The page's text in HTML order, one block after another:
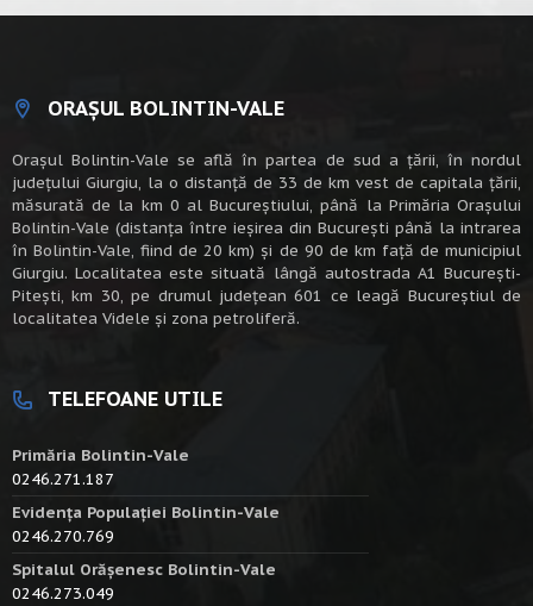
ORAȘUL BOLINTIN-VALE
Oraşul Bolintin-Vale se află în partea de sud a ţării, în nordul
judeţului Giurgiu, la o distanţă de 33 de km vest de capitala țării,
măsurată de la km 0 al Bucureștiului, până la Primăria Orașului
Bolintin-Vale (distanța între ieșirea din București până la intrarea
în Bolintin-Vale, fiind de 20 km) şi de 90 de km faţă de municipiul
Giurgiu. Localitatea este situată lângă autostrada A1 Bucureşti-
Piteşti, km 30, pe drumul judeţean 601 ce leagă Bucureştiul de
localitatea Videle şi zona petroliferă.
TELEFOANE UTILE
Primăria Bolintin-Vale
0246.271.187
Evidența Populației Bolintin-Vale
0246.270.769
Spitalul Orășenesc Bolintin-Vale
0246.273.049